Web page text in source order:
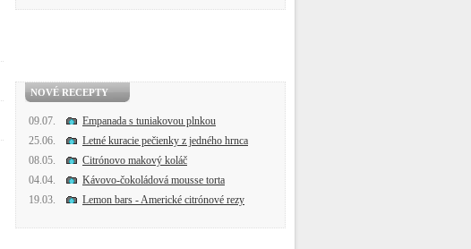
NOVÉ RECEPTY
09.07.
Empanada s tuniakovou plnkou
25.06.
Letné kuracie pečienky z jedného hrnca
08.05.
Citrónovo makový koláč
04.04.
Kávovo-čokoládová mousse torta
19.03.
Lemon bars - Americké citrónové rezy